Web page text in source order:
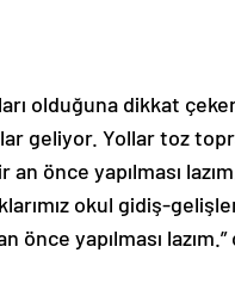
olduğuna dikkat
geliyor. Yollar toz
önce yapılması
okul gidiş-
önce yapılması lazım.”